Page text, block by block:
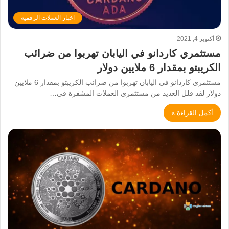
اخبار العملات الرقمية
أكتوبر 4, 2021
مستثمري كاردانو في اليابان تهربوا من ضرائب
الكريبتو بمقدار 6 ملايين دولار
مستثمري كاردانو في اليابان تهربوا من ضرائب الكريبتو بمقدار 6 ملايين
دولار لقد قلل العديد من مستثمري العملات المشفرة في…
أكمل القراءة »